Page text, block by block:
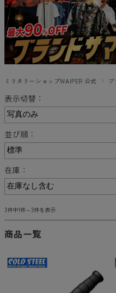
ミリタリーショップWAIPER 公式
表示切替：
並び順：
在庫：
3件中1件～3件を表示
商品一覧